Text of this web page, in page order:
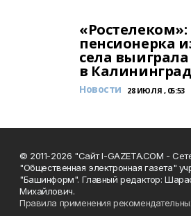
«Ростелеком»:
пенсионерка
села
в Калининград
Новости 28 ИЮЛЯ , 05:53
© 2011-2026 "Сайт I-GAZETA.COM -
"Общественная электронная газета"
"Башинформ". Главный редактор:
Михайлович.
Правила применения